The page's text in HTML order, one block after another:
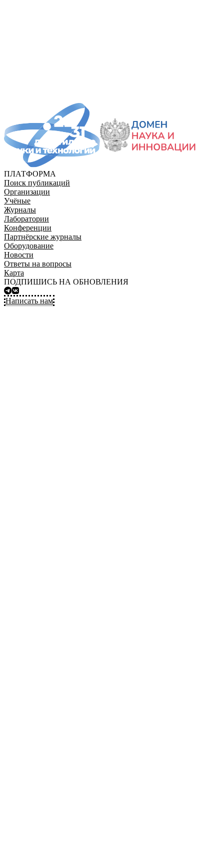
ПЛАТФОРМА
Поиск публикаций
Организации
Учёные
Журналы
Лаборатории
Конференции
Партнёрские журналы
Оборудование
Новости
Ответы на вопросы
Карта
ПОДПИШИСЬ НА ОБНОВЛЕНИЯ
Написать нам